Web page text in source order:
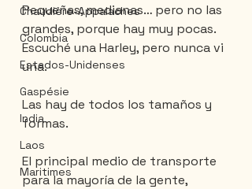
Chaudière-Appalaches
Colombia
Estados-Unidenses
Gaspésie
India
Laos
Maritimes
Pequeñas, medianas… pero no las
grandes, porque hay muy pocas.
Escuché una Harley, pero nunca vi
una.
Las hay de todos los tamaños y
formas.
El principal medio de transporte
para la mayoría de la gente,